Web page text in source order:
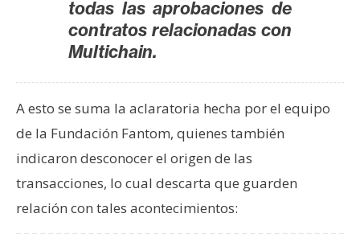
todas las aprobaciones de
contratos relacionadas con
Multichain.
A esto se suma la aclaratoria hecha por el equipo
de la Fundación Fantom, quienes también
indicaron desconocer el origen de las
transacciones, lo cual descarta que guarden
relación con tales acontecimientos: